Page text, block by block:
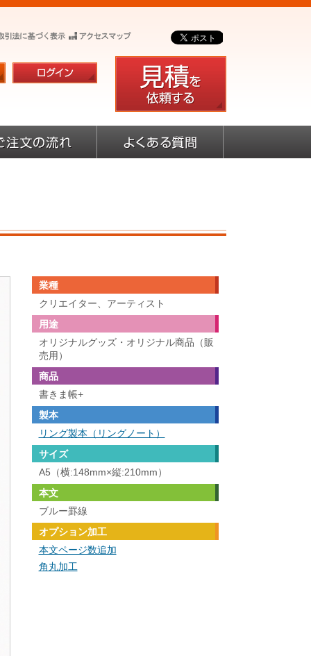
業種
クリエイター、アーティスト
用途
オリジナルグッズ・オリジナル商品（販
売用）
商品
書きま帳+
製本
リング製本（リングノート）
サイズ
A5（横:148mm×縦:210mm）
本文
ブルー罫線
オプション加工
本文ページ数追加
角丸加工